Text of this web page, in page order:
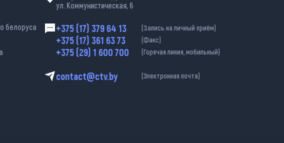
белоруса
ул. Коммунистическая, 6
+375 (17) 379 64 13 (Запись на личный приём)
+375 (17) 361 63 73 (Факс)
+375 (29) 1 600 700 (Горячая линия, мобильный)
contact@ctv.by (Электронная почта)